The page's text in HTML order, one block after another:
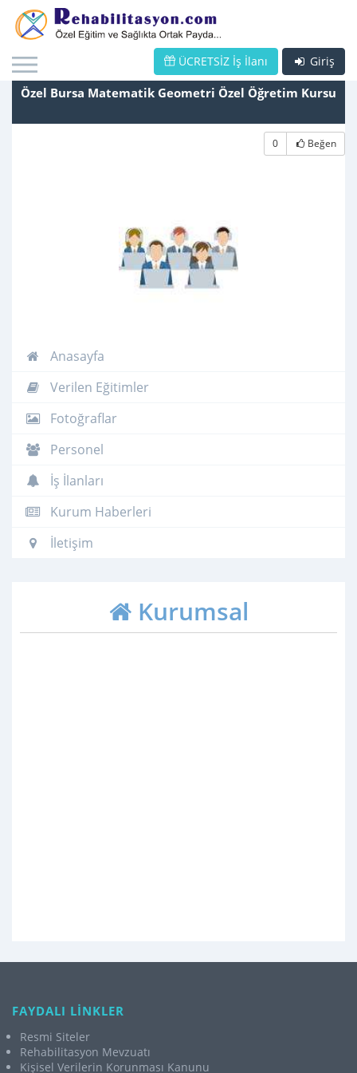
Giriş
ÜCRETSİZ İş İlanı
Özel Bursa Matematik Geometri Özel Öğretim Kursu
0 Beğen
Anasayfa
Verilen Eğitimler
Fotoğraflar
Personel
İş İlanları
Kurum Haberleri
İletişim
Kurumsal
FAYDALI LİNKLER
Resmi Siteler
Rehabilitasyon Mevzuatı
Kişisel Verilerin Korunması Kanunu